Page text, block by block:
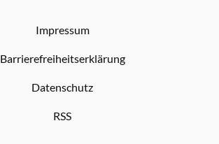
Impressum
Barrierefreiheitserklärung
Datenschutz
RSS